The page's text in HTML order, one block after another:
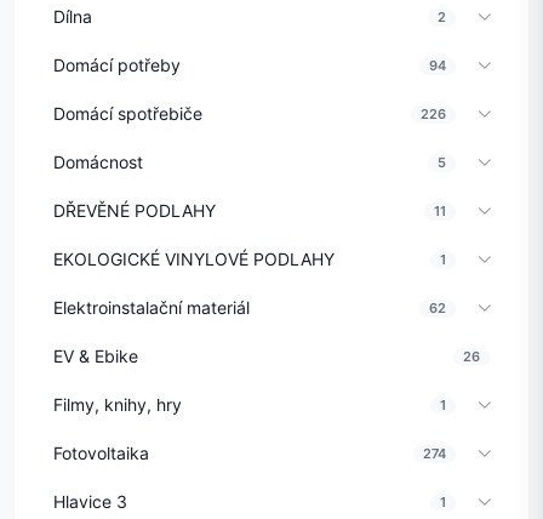
Dílna 2
Domácí potřeby 94
Domácí spotřebiče 226
Domácnost 5
DŘEVĚNÉ PODLAHY 11
EKOLOGICKÉ VINYLOVÉ PODLAHY 1
Elektroinstalační materiál 62
EV & Ebike 26
Filmy, knihy, hry 1
Fotovoltaika 274
Hlavice 3 1